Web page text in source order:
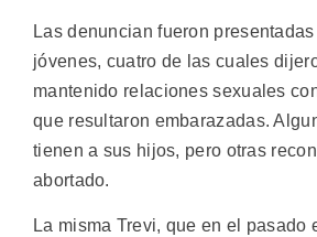
Las denuncian fueron
jóvenes, cuatro de las cuales
mantenido relaciones sexuales
que resultaron embarazadas.
tienen a sus hijos, pero otras
abortado.
La misma Trevi, que en el pasado